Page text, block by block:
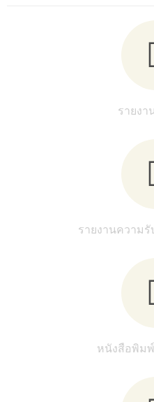
รายงา
รายงานความ
หนังสือพิม